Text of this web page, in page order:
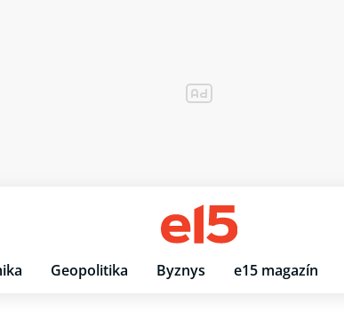
Geopolitika Byznys e15 magazín